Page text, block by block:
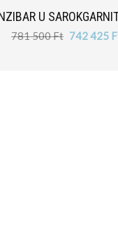
U
781 500 Ft 742 425